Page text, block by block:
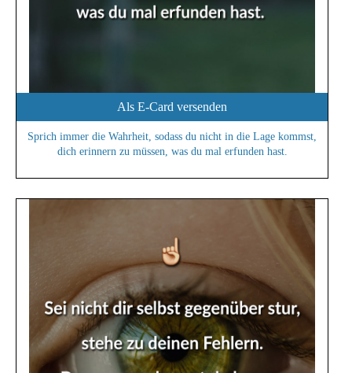
Als E-Card versenden
Sprich immer die Wahrheit, sodass du nicht in die Lage kommst,
dich erinnern zu müssen, was du mal erfunden hast.